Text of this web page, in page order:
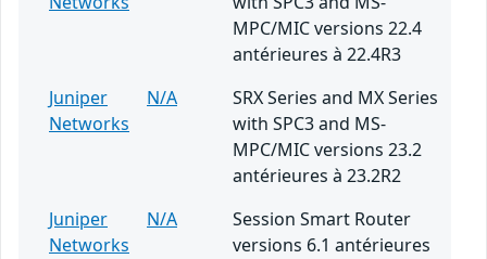
MPC/MIC versions 22.4
antérieures à 22.4R3
Juniper
Networks
N/A
SRX Series and MX Series
with SPC3 and MS-
MPC/MIC versions 23.2
antérieures à 23.2R2
Juniper
Networks
N/A
Session Smart Router
versions 6.1 antérieures